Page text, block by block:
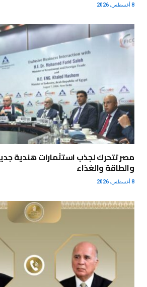
8 أغسطس، 2026
مصر تتحرك لجذب استثمارات هندية
والطاقة والغذاء
8 أغسطس، 2026